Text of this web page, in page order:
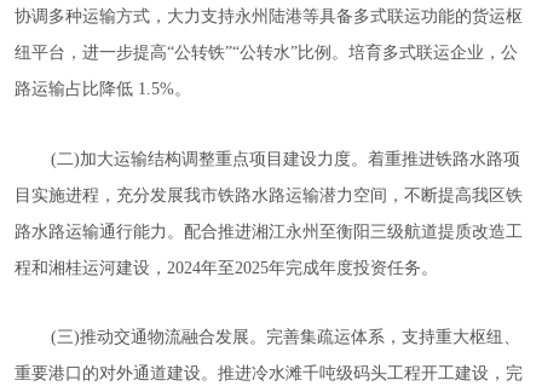
协调多种运输方式，大力支持永州陆港等具备多式联运功能的货运枢
纽平台，进一步提高“公转铁”“公转水”比例。培育多式联运企业，公
路运输占比降低 1.5%。
(二)加大运输结构调整重点项目建设力度。着重推进铁路水路项
目实施进程，充分发展我市铁路水路运输潜力空间，不断提高我区铁
路水路运输通行能力。配合推进湘江永州至衡阳三级航道提质改造工
程和湘桂运河建设，2024年至2025年完成年度投资任务。
(三)推动交通物流融合发展。完善集疏运体系，支持重大枢纽、
重要港口的对外通道建设。推进冷水滩千吨级码头工程开工建设，完